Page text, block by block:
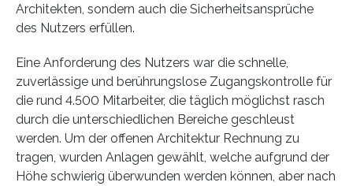
Architekten, sondern auch die Sicherheitsansprüche
des Nutzers erfüllen.
Eine Anforderung des Nutzers war die schnelle,
zuverlässige und berührungslose Zugangskontrolle für
die rund 4.500 Mitarbeiter, die täglich möglichst rasch
durch die unterschiedlichen Bereiche geschleust
werden. Um der offenen Architektur Rechnung zu
tragen, wurden Anlagen gewählt, welche aufgrund der
Höhe schwierig überwunden werden können, aber nach